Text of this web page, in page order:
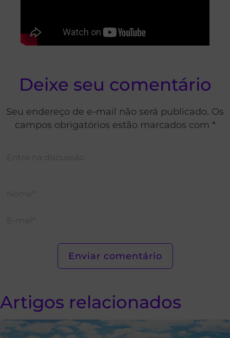
Deixe seu comentário
Seu endereço de e-mail não será publicado. Os
campos obrigatórios estão marcados com *
Artigos relacionados